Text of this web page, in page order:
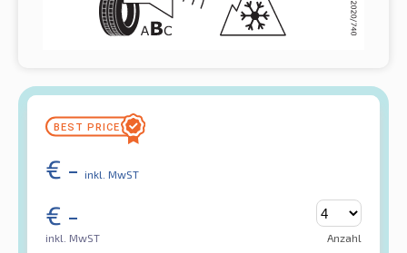
€ - inkl. MwST
€ -
inkl. MwST Anzahl